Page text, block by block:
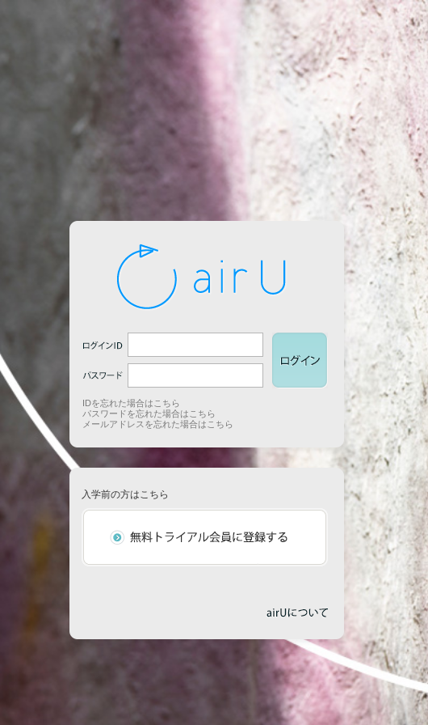
IDを忘れた場合はこちら
パスワードを忘れた場合はこちら
メールアドレスを忘れた場合はこちら
入学前の方はこちら